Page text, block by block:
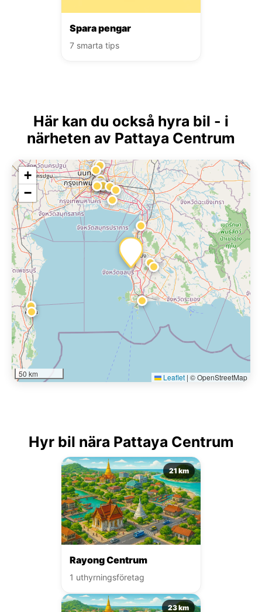
Spara pengar
7 smarta tips
Här kan du också hyra bil - i
närheten av Pattaya Centrum
+
−
50 km Leaflet | © OpenStreetMap
Hyr bil nära Pattaya Centrum
21 km
Rayong Centrum
1 uthyrningsföretag
23 km